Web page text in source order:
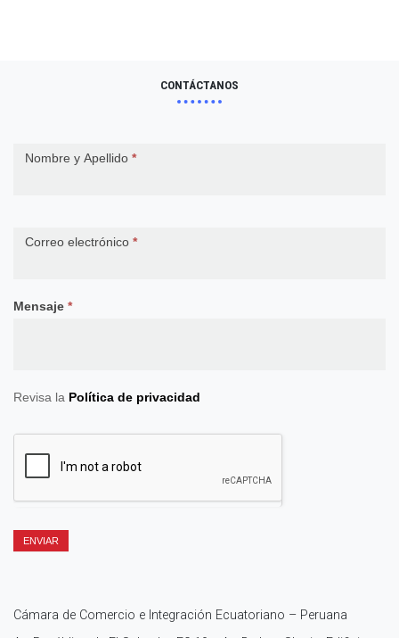
CONTÁCTANOS
UsNombre y Apellido *
Correo electrónico *
Mensaje *
Revisa la Política de privacidad
ENVIAR
Cámara de Comercio e Integración Ecuatoriano – Peruana